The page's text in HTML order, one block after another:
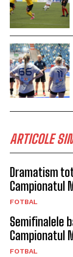
Dramatism
Campionatul
FOTBAL
Semifinalele
Campionatul
FOTBAL
Honduras s-
CONCACAF
marcat de la
FOTBAL
Arbitri |
mai înalt
finala Ligii